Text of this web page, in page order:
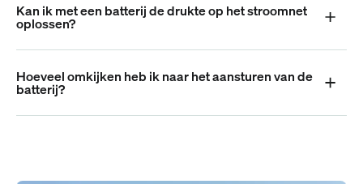
Kan ik met een batterij de drukte op het stroomnet
oplossen?
Hoeveel omkijken heb ik naar het aansturen van de
batterij?